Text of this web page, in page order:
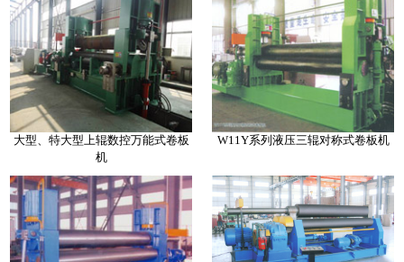
大型、特大型上辊数控万能式卷板
机
W11Y系列液压三辊对称式卷板机